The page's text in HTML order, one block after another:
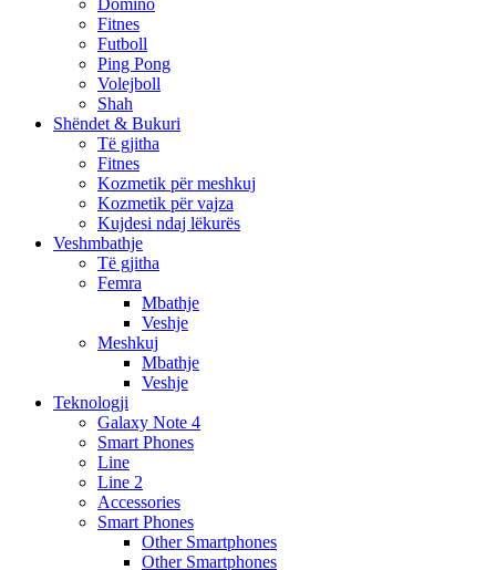
Fitnes
Futboll
Ping Pong
Volejboll
Shah
Shëndet & Bukuri
Të gjitha
Fitnes
Kozmetik për meshkuj
Kozmetik për vajza
Kujdesi ndaj lëkurës
Veshmbathje
Të gjitha
Femra
Mbathje
Veshje
Meshkuj
Mbathje
Veshje
Teknologji
Galaxy Note 4
Smart Phones
Line
Line 2
Accessories
Smart Phones
Other Smartphones
Other Smartphones